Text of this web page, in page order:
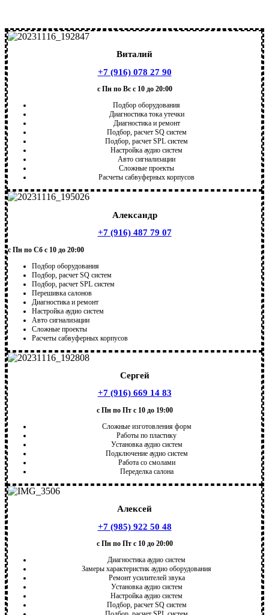
Виталий
+7 (916) 078 27 90
с Пн по Вс с 10 до 20:00
Подбор оборудования
Диагностика тока утечки
Диагностика и ремонт
Подбор, расчет SQ систем
Подбор, расчет SPL систем
Настройка аудио систем
Авто сигнализации
Сложные проекты
Расчеты сабвуферных корпусов
Александр
+7 (916) 487 79 07
с Пн по Сб с 10 до 20:00
Подбор оборудования
Подбор, расчет SQ систем
Подбор, расчет SPL систем
Перешивка салонов
Диагностика и ремонт
Настройка аудио систем
Авто сигнализации
Сложные проекты
Расчеты сабвуферных корпусов
Сергей
+7 (916) 669 14 83
с Пн по Пт с 10 до 19:00
Сложные изготовления форм
Работы по пластику
Установка аудио систем
Подключение аудио систем
Работа со смолами
Переделка салона
Алексей
+7 (985) 922 50 48
с Пн по Пт с 10 до 20:00
Диагностика аудио систем
Замеры характеристик аудио оборудования
Ремонт усилителей звука
Установка аудио систем
Настройка аудио систем
Подбор, расчет SQ систем